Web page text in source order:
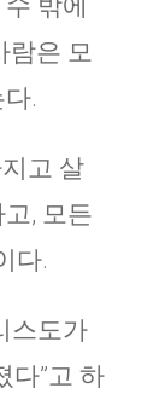
밖에
람은 모
.
고 살
, 모든
다.
스도가
다”고 하